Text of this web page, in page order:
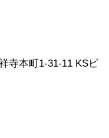
寺本町1-31-11 KSビ